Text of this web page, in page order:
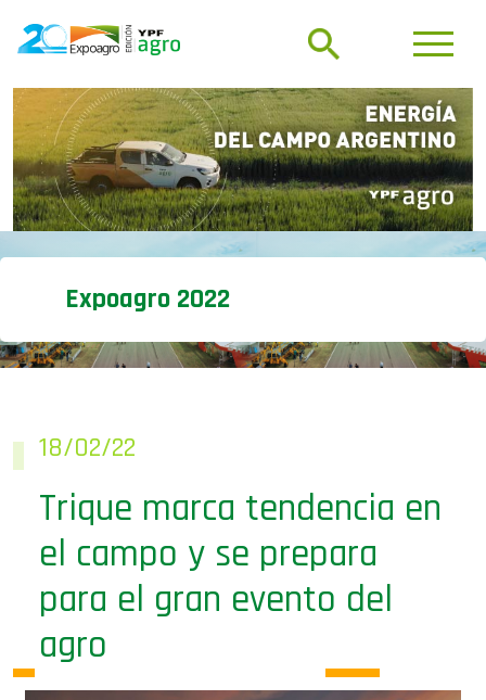
Expoagro 2022
18/02/22
Trique marca tendencia en
el campo y se prepara
para el gran evento del
agro